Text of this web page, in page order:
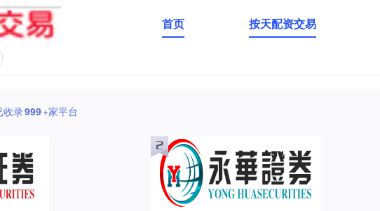
首页 按天配资交易
收录999+家平台